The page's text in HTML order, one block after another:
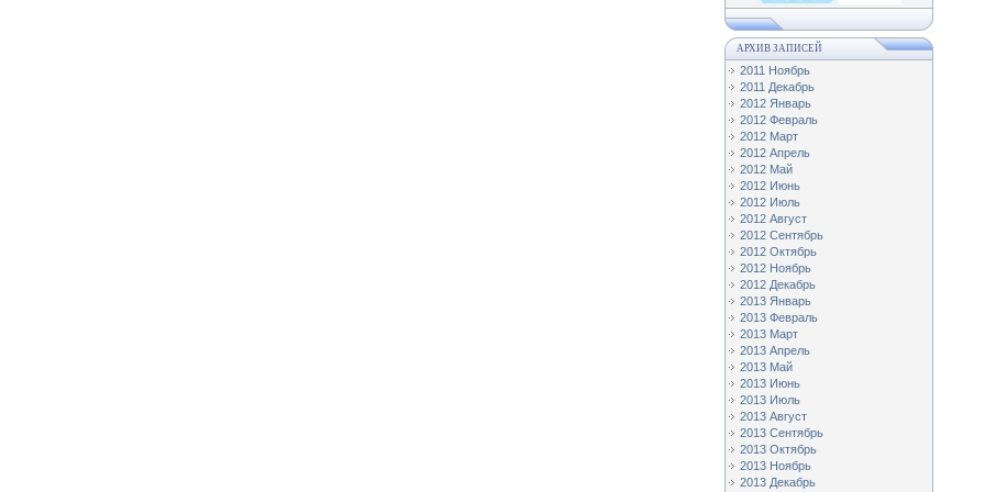
АРХИВ ЗАПИСЕЙ
2011 Ноябрь
2011 Декабрь
2012 Январь
2012 Февраль
2012 Март
2012 Апрель
2012 Май
2012 Июнь
2012 Июль
2012 Август
2012 Сентябрь
2012 Октябрь
2012 Ноябрь
2012 Декабрь
2013 Январь
2013 Февраль
2013 Март
2013 Апрель
2013 Май
2013 Июнь
2013 Июль
2013 Август
2013 Сентябрь
2013 Октябрь
2013 Ноябрь
2013 Декабрь